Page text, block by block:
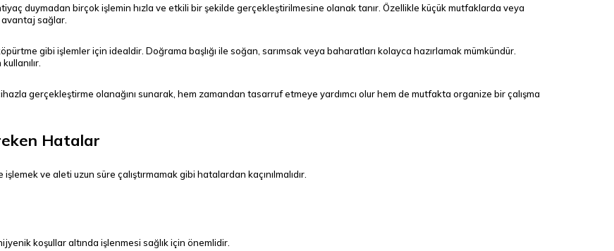
duymadan birçok işlemin hızla ve etkili bir şekilde gerçekleştirilmesine olanak tanır. Özellikle küçük mutfaklarda veya
avantaj sağlar.
gibi işlemler için idealdir. Doğrama başlığı ile soğan, sarımsak veya baharatları kolayca hazırlamak mümkündür.
gerçekleştirme olanağını sunarak, hem zamandan tasarruf etmeye yardımcı olur hem de mutfakta organize bir çalışma
Hatalar
ve aleti uzun süre çalıştırmamak gibi hatalardan kaçınılmalıdır.
koşullar altında işlenmesi sağlık için önemlidir.